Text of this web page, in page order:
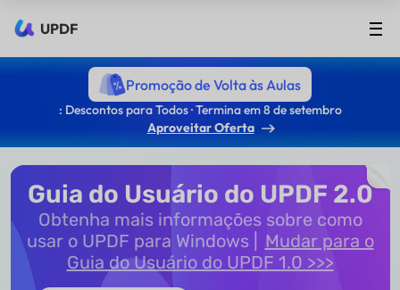
UPDF
Promoção de Volta às Aulas
: Descontos para Todos · Termina em 8 de setembro
Aproveitar Oferta
Guia do Usuário do UPDF 2.0
Obtenha mais informações sobre como
usar o UPDF para Windows
Mudar para o
Guia do Usuário do UPDF 1.0 >>>